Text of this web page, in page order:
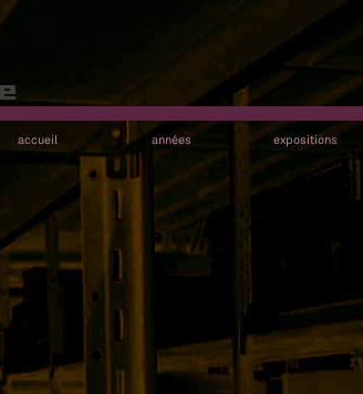
accueil années expositions